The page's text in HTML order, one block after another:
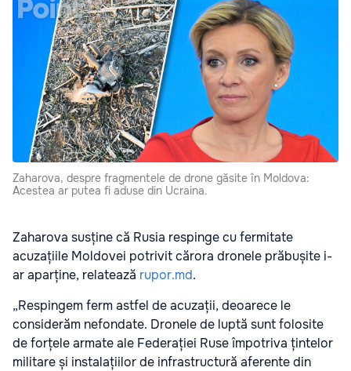
Zaharova, despre fragmentele de drone găsite în Moldova:
Acestea ar putea fi aduse din Ucraina.
Zaharova susține că Rusia respinge cu fermitate
acuzațiile Moldovei potrivit cărora dronele prăbușite i-
ar aparține, relatează rupor.md.
„Respingem ferm astfel de acuzații, deoarece le
considerăm nefondate. Dronele de luptă sunt folosite
de forțele armate ale Federației Ruse împotriva țintelor
militare și instalațiilor de infrastructură aferente din